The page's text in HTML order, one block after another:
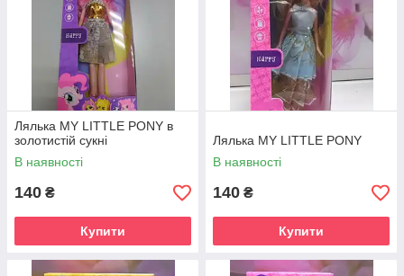
Лялька MY LITTLE PONY в
золотистій сукні
В наявності
140 ₴
Купити
Лялька MY LITTLE PONY
В наявності
140 ₴
Купити